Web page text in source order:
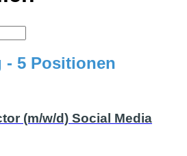
- 5 Positionen
(m/w/d) Social Media